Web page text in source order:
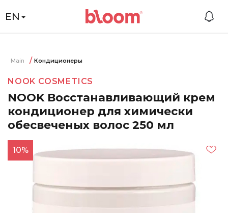
EN
Main Кондиционеры
NOOK COSMETICS
NOOK Восстанавливающий крем
кондиционер для химически
обесвеченых волос 250 мл
10%